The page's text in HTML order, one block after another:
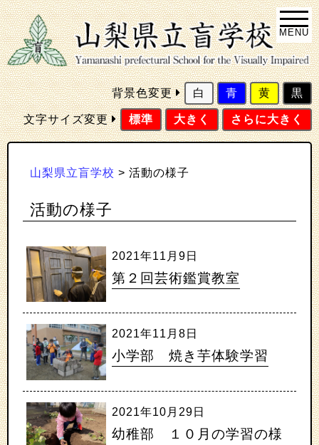
背景色変更 白 青 黄 黒
文字サイズ変更 標準 大きく さらに大きく
山梨県立盲学校 > 活動の様子
活動の様子
2021年11月9日
第２回芸術鑑賞教室
2021年11月8日
小学部 焼き芋体験学習
2021年10月29日
幼稚部 １０月の学習の様
MENU